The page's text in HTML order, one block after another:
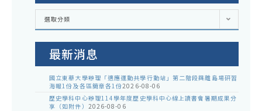
各
室
選取分類
最新消息
國立東華大學辦理「適應運動共學行動站」第二階段與離島場研習
海報1份及各區簡章各1份2026-08-06
歷史學科中心辦理114學年度歷史學科中心線上讀書會暑期成果分
享（如附件） 2026-08-06